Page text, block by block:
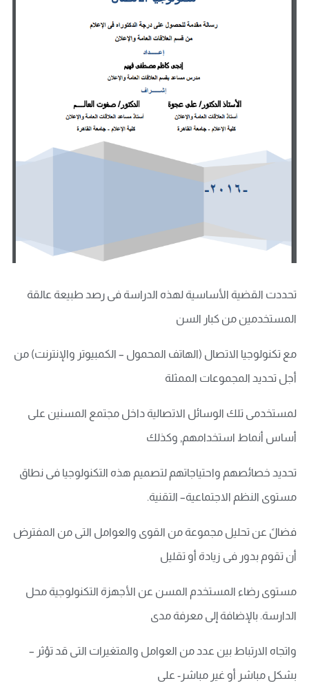
تحددت القضية الأساسية لهذه الدراسة فى رصد طبيعة عالقة
المستخدمين من كبار السن
مع تكنولوجيا الاتصال (الهاتف المحمول – الكمبيوتر والإنترنت) من
أجل تحديد المجموعات الممثلة
لمستخدمى تلك الوسائل الاتصالية داخل مجتمع المسنين على
أساس أنماط استخدامهم, وكذلك
تحديد خصائصهم واحتياجاتهم لتصميم هذه التكنولوجيا فى نطاق
مستوى النظم الاجتماعية– التقنية.
فضالً عن تحليل مجموعة من القوى والعوامل التى من المفترض
أن تقوم بدور فى زيادة أو تقليل
مستوى رضاء المستخدم المسن عن الأجهزة التكنولوجية محل
الدارسة. بالإضافة إلى معرفة مدى
واتجاه الارتباط بين عدد من العوامل والمتغيرات التى قد تؤثر –
بشكل مباشر أو غير مباشر- على